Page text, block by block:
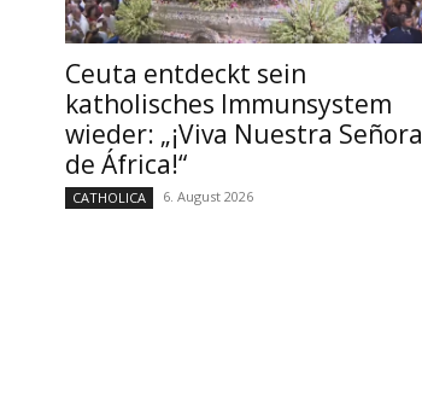
Ceuta entdeckt sein
katholisches Immunsystem
wieder: „¡Viva Nuestra Señora
de África!“
CATHOLICA 6. August 2026